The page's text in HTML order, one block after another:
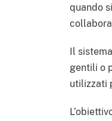
quando
Il
gentili o
utilizzati